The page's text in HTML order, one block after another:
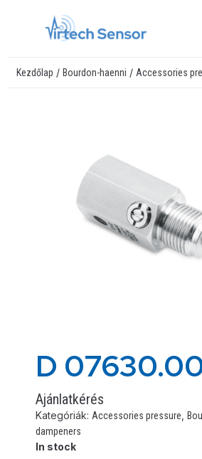
Kezdőlap / Bourdon-haenni / Accessories
D
Ajánlatkérés
Kategóriák: Accessories pressure
dampeners
In stock